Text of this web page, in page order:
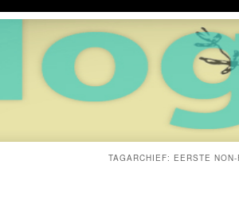
TAGARCHIEF: EERSTE